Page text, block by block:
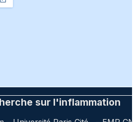
sur l'inflammation